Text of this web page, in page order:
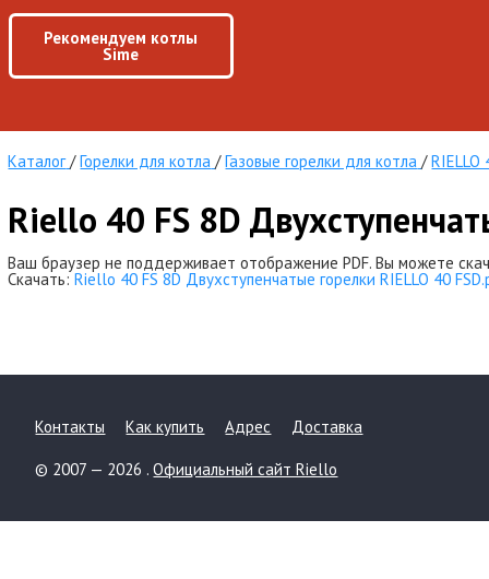
Рекомендуем котлы
Sime
Каталог /Горелки для котла /Газовые горелки для котла /RIELLO
Riello 40 FS 8D
Ваш браузер не поддерживает отображение PDF. Вы можете
Скачать:Riello 40 FS 8D Двухступенчатые горелки RIELLO 40
Контакты Как купить Адрес Доставка
© 2007 — 2026 .Официальный сайт Riello